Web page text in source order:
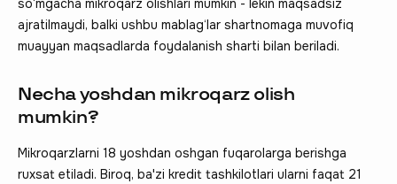
ajratilmaydi, balki ushbu mablag‘lar shartnomaga muvofiq
muayyan maqsadlarda foydalanish sharti bilan beriladi.
Necha yoshdan mikroqarz olish
mumkin?
Mikroqarzlarni 18 yoshdan oshgan fuqarolarga berishga
ruxsat etiladi. Biroq, ba'zi kredit tashkilotlari ularni faqat 21